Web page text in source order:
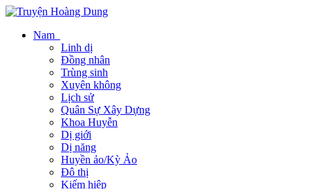
Nam
Linh dị
Đồng nhân
Trùng sinh
Xuyên không
Lịch sử
Quân Sự Xây Dựng
Khoa Huyễn
Dị giới
Dị năng
Huyền ảo/Kỳ Ảo
Đô thị
Kiếm hiệp